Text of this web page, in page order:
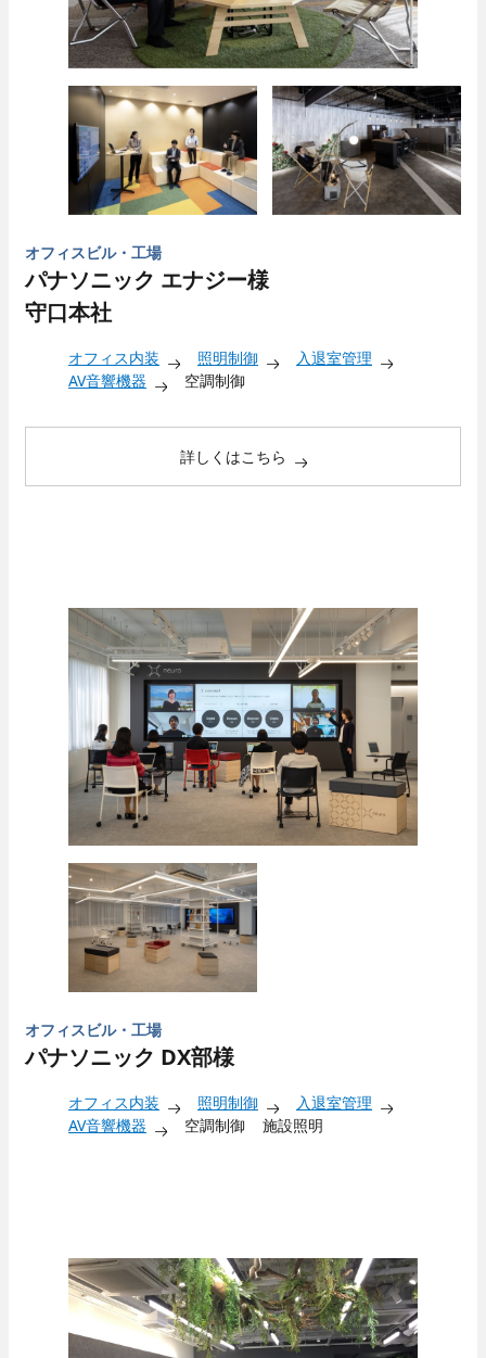
オフィスビル・工場
パナソニック エナジー様
守口本社
オフィス内装 照明制御
入退室管理
AV音響機器
空調制御
詳しくはこちら
オフィスビル・工場
パナソニック DX部様
オフィス内装 照明制御
入退室管理
AV音響機器
空調制御 施設照明